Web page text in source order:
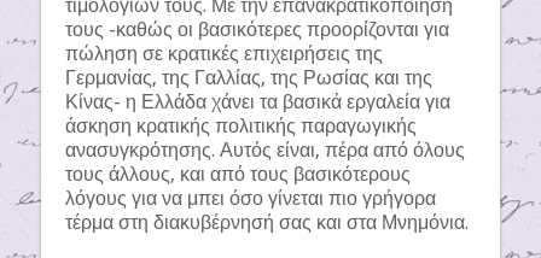
τιμολογίων τους. Με την επανακρατικοποίησή
τους -καθώς οι βασικότερες προορίζονται για
πώληση σε κρατικές επιχειρήσεις της
Γερμανίας, της Γαλλίας, της Ρωσίας και της
Κίνας- η Ελλάδα χάνει τα βασικά εργαλεία για
άσκηση κρατικής πολιτικής παραγωγικής
ανασυγκρότησης. Αυτός είναι, πέρα από όλους
τους άλλους, και από τους βασικότερους
λόγους για να μπει όσο γίνεται πιο γρήγορα
τέρμα στη διακυβέρνησή σας και στα Μνημόνια.